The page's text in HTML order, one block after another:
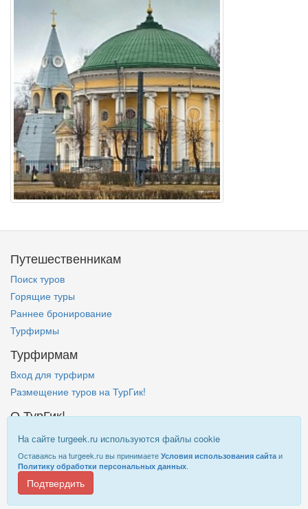
На сайте turgeek.ru используются файлы cookie
Оставаясь на turgeek.ru вы принимаете Условия использования сайта и
Политику обработки персональных данных.
Подтвердить
Путешественникам
Поиск туров
Горящие туры
Раннее бронирование
Турфирмы
Турфирмам
Вход для турфирм
Размещение туров на ТурГик!
О ТурГик!
Кто такой ТурГик?
Правовая информация
Информация наTurGeek.ru